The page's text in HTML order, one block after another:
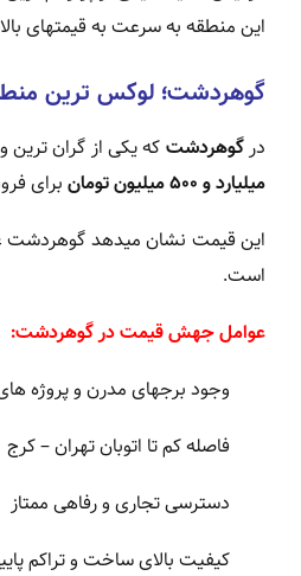
این منطقه به سرعت به قیمتهای
گوهردشت؛ لوکس ترین
درگوهردشتکه یکی از گران ترین
میلیارد و ۵۰۰ میلیون تومان
برای
این قیمت نشان میدهد گوهردشت
است.
عوامل جهش قیمت در گوهردشت:
وجود برجهای مدرن و پروژه
فاصله کم تا اتوبان تهران – کرج
دسترسی تجاری و رفاهی ممتاز
کیفیت بالای ساخت و تراکم